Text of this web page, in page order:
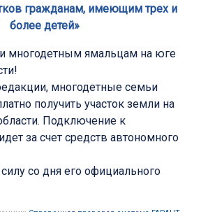
гражданам, имеющим трех и
более детей»
многодетным ямальцам на юге
многодетные семьи
получить участок земли на
Подключение к
за счет средств автономного
со дня его официального